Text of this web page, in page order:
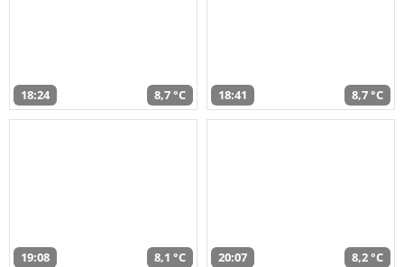
18:24 8,7 °C 18:41 8,7 °C
19:08 8,1 °C 20:07 8,2 °C